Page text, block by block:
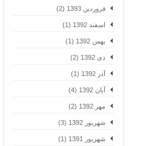
فروردین 1393 (2)
اسفند 1392 (1)
بهمن 1392 (1)
دی 1392 (2)
آذر 1392 (1)
آبان 1392 (4)
مهر 1392 (2)
شهریور 1392 (3)
شهریور 1391 (1)